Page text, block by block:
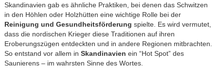
Skandinavien gab es ähnliche Praktiken, bei denen das Schwitzen
in den Höhlen oder Holzhütten eine wichtige Rolle bei der
Reinigung und Gesundheitsförderung spielte. Es wird vermutet,
dass die nordischen Krieger diese Traditionen auf ihren
Eroberungszügen entdeckten und in andere Regionen mitbrachten.
So entstand vor allem in Skandinavien ein “Hot Spot” des
Saunierens – im wahrsten Sinne des Wortes.